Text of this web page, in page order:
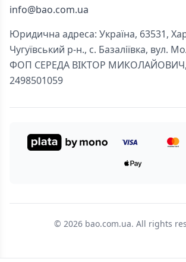
info@bao.com.ua
Юридична адреса: Україна, 63531,
Чугуївський р-н., с. Базаліївка, вул.
ФОП СЕРЕДА ВІКТОР
2498501059
© 2026 bao.com.ua. All rights